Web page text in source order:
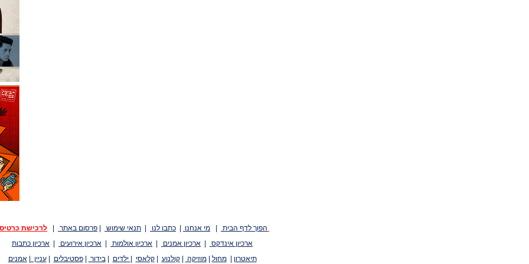
הפוך לדף הבית מי אנחנו כתבו לנו תנאי שימוש פרסום באתר
לרכישת
ארכיון אינדקס
ארכיון אמנים ארכיון אולמות ארכיון אירועים
ארכיון כתבות
תיאטרון
|מחול |מוזיקה |קולנוע |קלאסי ילדים |בידור |פסטיבלים |עניין |אמנים